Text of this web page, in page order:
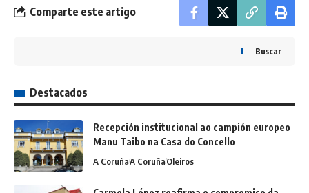
Comparte este artigo
Buscar
Destacados
Recepción institucional ao campión europeo
Manu Taibo na Casa do Concello
A CoruñaA CoruñaOleiros